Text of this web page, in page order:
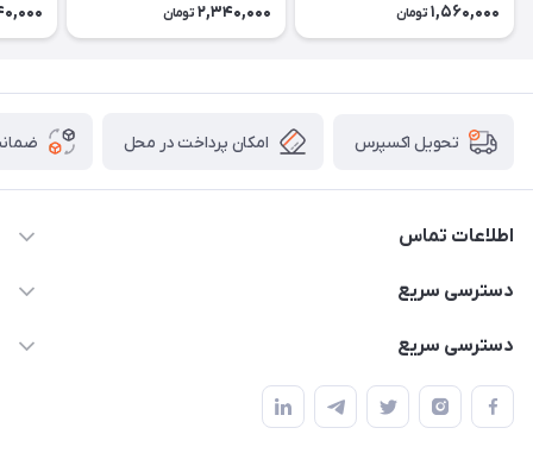
1,560,000 تومان 2,340,000 تومان
تحویل اکسپرس امکان پرداخت در محل
اطلاعات تماس
02166456492 - 09121933405
حتما با هماهنگی قبلی
دسترسی سریع
خرید کیسه خواب
چادر بادی
دسترسی سریع
چادر سرخپوستی
صندلی تاشو